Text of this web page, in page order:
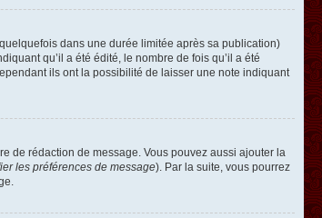
dans une durée limitée après sa publication)
qu’il a été édité, le nombre de fois qu’il a été
ils ont la possibilité de laisser une note indiquant
de rédaction de message. Vous pouvez aussi ajouter la
les préférences de message). Par la suite, vous pourrez